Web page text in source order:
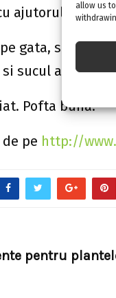
allow us
ajutorul unei
gata, se pune
sucul acestora
Pofta buna!
pe http://
pentru